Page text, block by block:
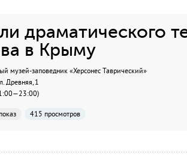
драматического
в Крыму
музей-заповедник «Херсонес Таврический»
Древняя, 1
415 просмотров